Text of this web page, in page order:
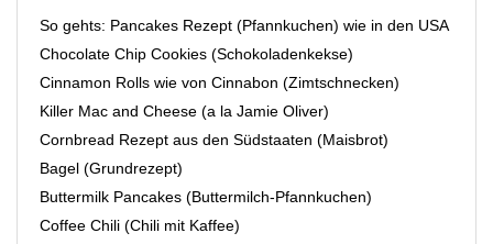
So gehts: Pancakes Rezept (Pfannkuchen) wie in den USA
Chocolate Chip Cookies (Schokoladenkekse)
Cinnamon Rolls wie von Cinnabon (Zimtschnecken)
Killer Mac and Cheese (a la Jamie Oliver)
Cornbread Rezept aus den Südstaaten (Maisbrot)
Bagel (Grundrezept)
Buttermilk Pancakes (Buttermilch-Pfannkuchen)
Coffee Chili (Chili mit Kaffee)